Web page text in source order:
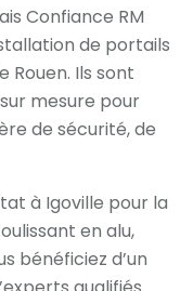
Confiance RM
de portails
Rouen. Ils sont
mesure pour
de sécurité, de
à Igoville pour la
en alu,
bénéficiez d’un